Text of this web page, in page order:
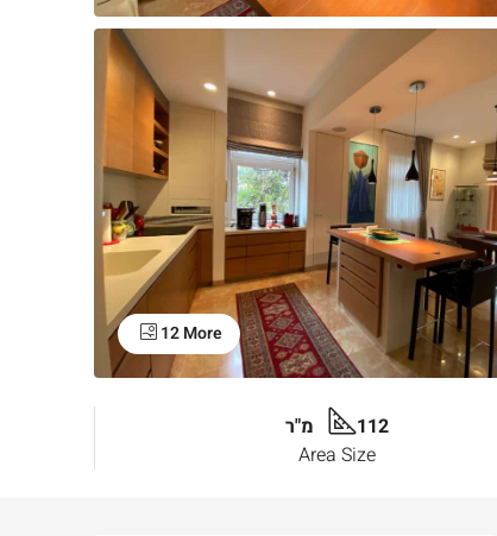
12 More
112 מ"ר
Area Size